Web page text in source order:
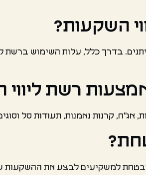
השקעות?
בדרך כלל, עלות השימוש
רשת
אג"ח, קרנות נאמנות, תעודות סל
למשקיעים לבצע את ההשקעות